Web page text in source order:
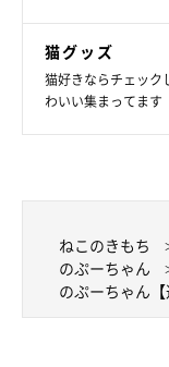
猫グッズ
猫好きならチェック
わいい集まってます
ねこのきもち
のぷーちゃん
のぷーちゃん